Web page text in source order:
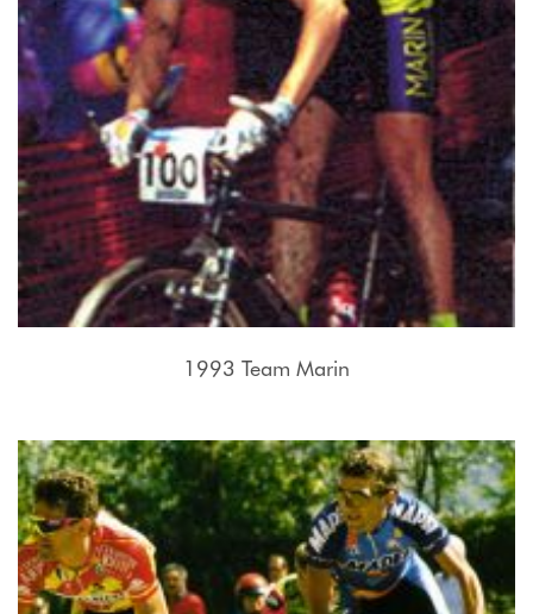
1993 Team Marin